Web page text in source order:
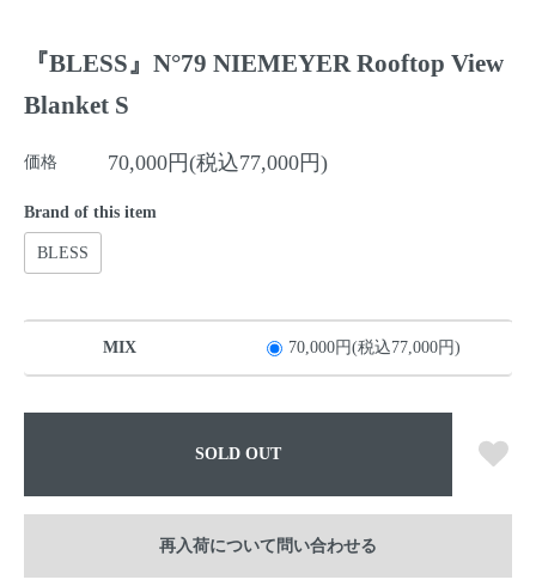
『BLESS』N°79 NIEMEYER Rooftop View
Blanket S
価格 70,000円(税込77,000円)
Brand of this item
BLESS
MIX 70,000円(税込77,000円)
SOLD OUT
再入荷について問い合わせる